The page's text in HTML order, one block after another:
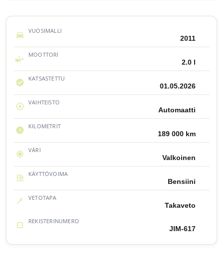
VUOSIMALLI
2011
MOOTTORI
2.0 l
KATSASTETTU
01.05.2026
VAIHTEISTO
Automaatti
KILOMETRIT
189 000 km
VÄRI
Valkoinen
KÄYTTÖVOIMA
Bensiini
VETOTAPA
Takaveto
REKISTERINUMERO
JIM-617